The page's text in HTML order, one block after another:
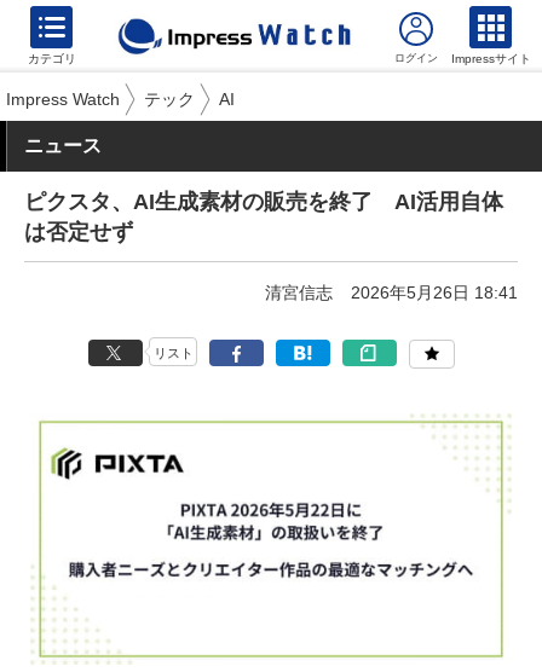
カテゴリ Impressサイト
Impress Watch テック AI
ニュース
ピクスタ、AI生成素材の販売を終了 AI活用自体
は否定せず
清宮信志 2026年5月26日 18:41
リスト